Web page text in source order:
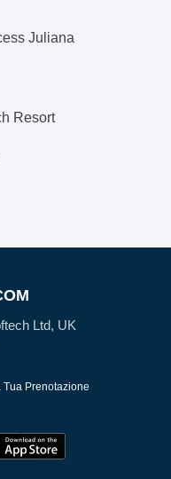
Juliana
Resort
Ltd, UK
Tua Prenotazione